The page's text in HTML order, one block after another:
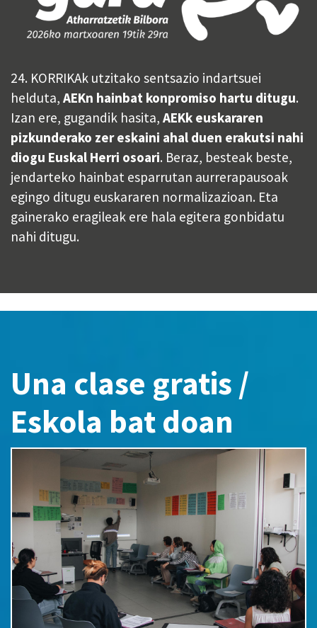
24. KORRIKAk utzitako sentsazio indartsuei
helduta, AEKn hainbat konpromiso hartu ditugu.
Izan ere, gugandik hasita, AEKk euskararen
pizkunderako zer eskaini ahal duen erakutsi nahi
diogu Euskal Herri osoari. Beraz, besteak beste,
jendarteko hainbat esparrutan aurrerapausoak
egingo ditugu euskararen normalizazioan. Eta
gainerako eragileak ere hala egitera gonbidatu
nahi ditugu.
Una clase gratis /
Eskola bat doan